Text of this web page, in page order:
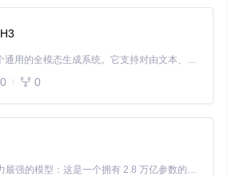
填写问题内容
"按钮启动自动化流程
化
豆包）
平台执行顺序，确保关键平台优先响应
动汇总功能，将分散回答整理为对比报告
展开发
MiniMax H3 是一个通用的全模态生成系统。它支持对由文本、图像、视频和音频组成的多模态上下文进行统一理解，并能生成分辨率高达 2K、时长可达 15 秒的带原生立体声音频的视频。得益于面向任务泛化的系统设计，H3 在预训练阶段就已具备广泛的多模态上下文理解与生成能力，能够出色地执行复杂的多模态指令。
0 0
Kimi K3 是Kimi能力最强的模型：这是一个拥有 2.8 万亿参数的混合专家（MoE）模型，具备原生视觉理解能力，并支持 100 万 token 的上下文窗口。